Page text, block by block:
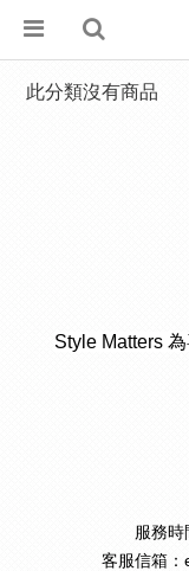
此分類沒有商品
Style Matters
服務
客服信箱